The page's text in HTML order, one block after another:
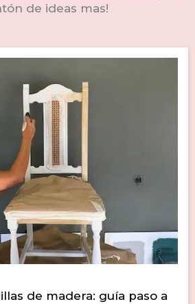
de ideas mas!
de madera: guía paso a